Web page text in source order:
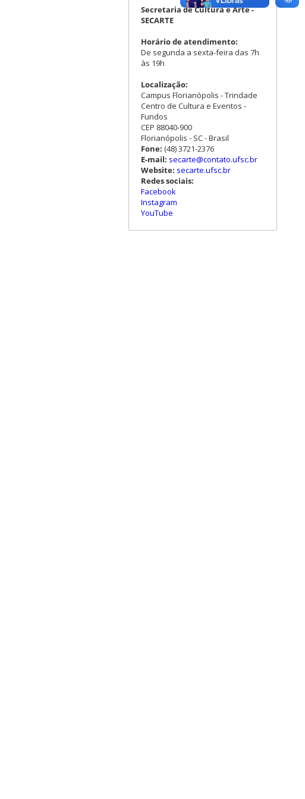
Secretaria de Cultura e Arte -
SECARTE
Horário de atendimento:
De segunda a sexta-feira das 7h
às 19h
Localização:
Campus Florianópolis - Trindade
Centro de Cultura e Eventos -
Fundos
CEP 88040-900
Florianópolis - SC - Brasil
Fone: (48) 3721-2376
E-mail: secarte@contato.ufsc.br
Website: secarte.ufsc.br
Redes sociais:
Facebook
Instagram
YouTube